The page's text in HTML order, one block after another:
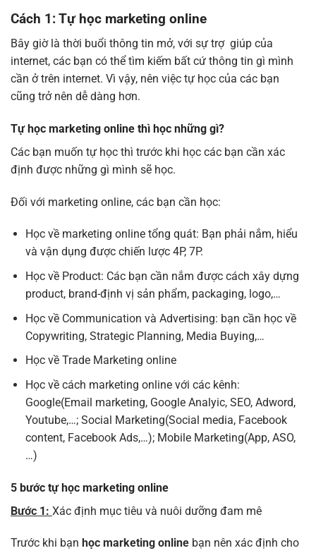
Cách 1: Tự học marketing online
Bây giờ là thời buổi thông tin mở, với sự trợ giúp của
internet, các bạn có thể tìm kiếm bất cứ thông tin gì mình
cần ở trên internet. Vì vậy, nên việc tự học của các bạn
cũng trở nên dễ dàng hơn.
Tự học marketing online thì học những gì?
Các bạn muốn tự học thì trước khi học các bạn cần xác
định được những gì mình sẽ học.
Đối với marketing online, các bạn cần học:
Học về marketing online tổng quát: Bạn phải nắm, hiểu
và vận dụng được chiến lược 4P, 7P.
Học về Product: Các bạn cần nắm được cách xây dựng
product, brand-định vị sản phẩm, packaging, logo,…
Học về Communication và Advertising: bạn cần học về
Copywriting, Strategic Planning, Media Buying,…
Học về Trade Marketing online
Học về cách marketing online với các kênh:
Google(Email marketing, Google Analyic, SEO, Adword,
Youtube,…; Social Marketing(Social media, Facebook
content, Facebook Ads,…); Mobile Marketing(App, ASO,
…)
5 bước tự học marketing online
Bước 1: Xác định mục tiêu và nuôi dưỡng đam mê
Trước khi bạn học marketing online bạn nên xác định cho